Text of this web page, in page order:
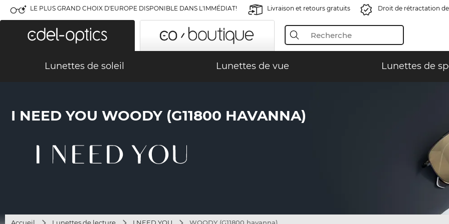
LE PLUS GRAND CHOIX D'EUROPE DISPONIBLE DANS L'IMMÉDIAT! Livraison et retours gratuits Droit de rétractation
Lunettes de soleil Lunettes de vue Lunettes de
I NEED YOU WOODY (G11800 HAVANNA)